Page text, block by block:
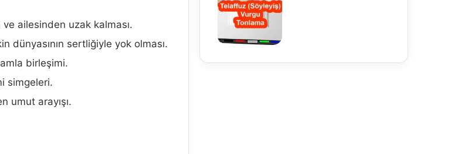
ailesinden uzak kalması.
dünyasının sertliğiyle yok olması.
birleşimi.
simgeleri.
umut arayışı.